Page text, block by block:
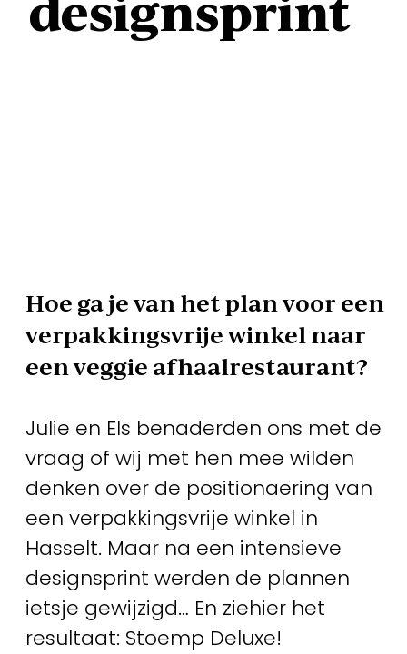
Hoe ga je van het plan voor een
verpakkingsvrije winkel naar
een veggie afhaalrestaurant?
Julie en Els benaderden ons met de
vraag of wij met hen mee wilden
denken over de positionaering van
een verpakkingsvrije winkel in
Hasselt. Maar na een intensieve
designsprint werden de plannen
ietsje gewijzigd… En ziehier het
resultaat: Stoemp Deluxe!
designsprint